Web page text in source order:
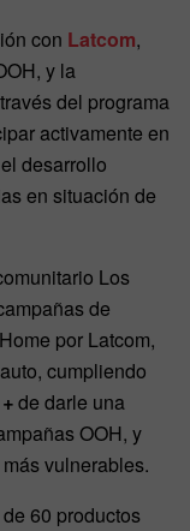
con Latcom,
y la
del programa
activamente en
desarrollo
en situación de
Los
de
por Latcom,
cumpliendo
de darle una
OOH, y
vulnerables.
60 productos